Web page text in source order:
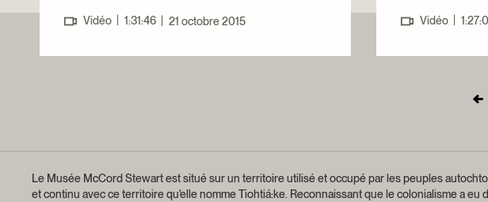
Vidéo 1:31:46 21 octobre 2015 Vidéo
Le Musée McCord Stewart est situé sur un territoire utilisé et occupé par les peuples
et continu avec ce territoire qu'elle nomme Tiohtiá:ke. Reconnaissant que le colonialisme a